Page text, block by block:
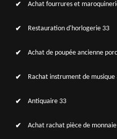
Achat fourrures et
Restauration d'horlogerie 33
Achat de poupée ancienne
Rachat instrument de musique
Antiquaire 33
Achat rachat pièce de